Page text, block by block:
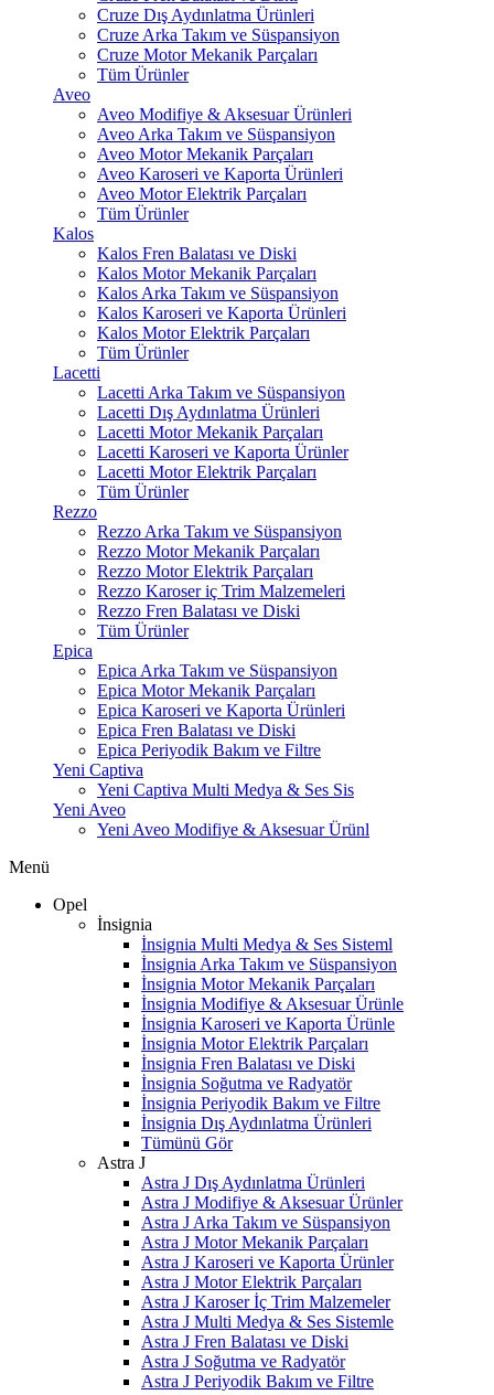
Cruze Dış Aydınlatma Ürünleri
Cruze Arka Takım ve Süspansiyon
Cruze Motor Mekanik Parçaları
Tüm Ürünler
Aveo
Aveo Modifiye & Aksesuar Ürünleri
Aveo Arka Takım ve Süspansiyon
Aveo Motor Mekanik Parçaları
Aveo Karoseri ve Kaporta Ürünleri
Aveo Motor Elektrik Parçaları
Tüm Ürünler
Kalos
Kalos Fren Balatası ve Diski
Kalos Motor Mekanik Parçaları
Kalos Arka Takım ve Süspansiyon
Kalos Karoseri ve Kaporta Ürünleri
Kalos Motor Elektrik Parçaları
Tüm Ürünler
Lacetti
Lacetti Arka Takım ve Süspansiyon
Lacetti Dış Aydınlatma Ürünleri
Lacetti Motor Mekanik Parçaları
Lacetti Karoseri ve Kaporta Ürünler
Lacetti Motor Elektrik Parçaları
Tüm Ürünler
Rezzo
Rezzo Arka Takım ve Süspansiyon
Rezzo Motor Mekanik Parçaları
Rezzo Motor Elektrik Parçaları
Rezzo Karoser iç Trim Malzemeleri
Rezzo Fren Balatası ve Diski
Tüm Ürünler
Epica
Epica Arka Takım ve Süspansiyon
Epica Motor Mekanik Parçaları
Epica Karoseri ve Kaporta Ürünleri
Epica Fren Balatası ve Diski
Epica Periyodik Bakım ve Filtre
Yeni Captiva
Yeni Captiva Multi Medya & Ses Sis
Yeni Aveo
Yeni Aveo Modifiye & Aksesuar Ürünl
Menü
Opel
İnsignia
İnsignia Multi Medya & Ses Sisteml
İnsignia Arka Takım ve Süspansiyon
İnsignia Motor Mekanik Parçaları
İnsignia Modifiye & Aksesuar Ürünle
İnsignia Karoseri ve Kaporta Ürünle
İnsignia Motor Elektrik Parçaları
İnsignia Fren Balatası ve Diski
İnsignia Soğutma ve Radyatör
İnsignia Periyodik Bakım ve Filtre
İnsignia Dış Aydınlatma Ürünleri
Tümünü Gör
Astra J
Astra J Dış Aydınlatma Ürünleri
Astra J Modifiye & Aksesuar Ürünler
Astra J Arka Takım ve Süspansiyon
Astra J Motor Mekanik Parçaları
Astra J Karoseri ve Kaporta Ürünler
Astra J Motor Elektrik Parçaları
Astra J Karoser İç Trim Malzemeler
Astra J Multi Medya & Ses Sistemle
Astra J Fren Balatası ve Diski
Astra J Soğutma ve Radyatör
Astra J Periyodik Bakım ve Filtre